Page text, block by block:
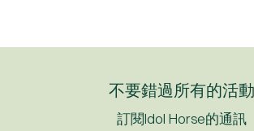
不要錯過所有的活動
訂閱Idol Horse的通訊